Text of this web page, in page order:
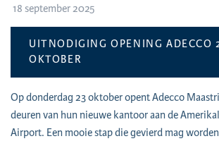
18 september 2025
UITNODIGING OPENING ADECCO
OKTOBER
Op donderdag 23 oktober opent Adecco
deuren van hun nieuwe kantoor aan de
Airport. Een mooie stap die gevierd mag